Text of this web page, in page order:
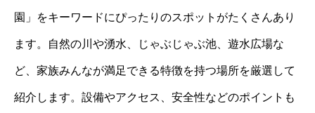
園」をキーワードにぴったりのスポットがたくさんあり
ます。自然の川や湧水、じゃぶじゃぶ池、遊水広場な
ど、家族みんなが満足できる特徴を持つ場所を厳選して
紹介します。設備やアクセス、安全性などのポイントも